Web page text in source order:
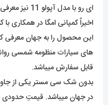
ای رو با مدل آپولو 11 نیز معرفی کرد.
اخیراً کمپانی امگا در همکاری
های سیارات منظومه شمسی
قابل سفارش میباشد.
بدون شک سی مستر یکی از
در جهان میباشد. قیمتِ حدودی